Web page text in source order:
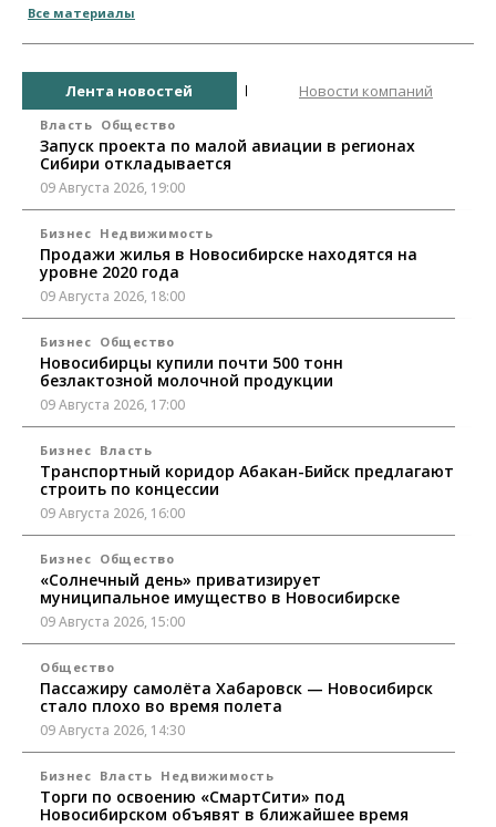
Все материалы
Лента новостей Новости компаний
Власть Общество
Запуск проекта по малой авиации в регионах
Сибири откладывается
09 Августа 2026, 19:00
Бизнес Недвижимость
Продажи жилья в Новосибирске находятся на
уровне 2020 года
09 Августа 2026, 18:00
Бизнес Общество
Новосибирцы купили почти 500 тонн
безлактозной молочной продукции
09 Августа 2026, 17:00
Бизнес Власть
Транспортный коридор Абакан-Бийск предлагают
строить по концессии
09 Августа 2026, 16:00
Бизнес Общество
«Солнечный день» приватизирует
муниципальное имущество в Новосибирске
09 Августа 2026, 15:00
Общество
Пассажиру самолёта Хабаровск — Новосибирск
стало плохо во время полета
09 Августа 2026, 14:30
Бизнес Власть Недвижимость
Торги по освоению «СмартСити» под
Новосибирском объявят в ближайшее время